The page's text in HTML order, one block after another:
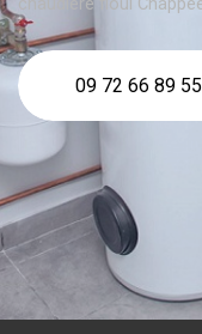
09 72 66 89 55